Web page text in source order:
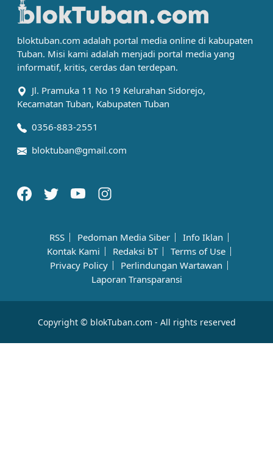
bloktuban.com adalah portal media online di kabupaten
Tuban. Misi kami adalah menjadi portal media yang
informatif, kritis, cerdas dan terdepan.
Jl. Pramuka 11 No 19 Kelurahan Sidorejo,
Kecamatan Tuban, Kabupaten Tuban
0356-883-2551
bloktuban@gmail.com
RSS Pedoman Media Siber
Info Iklan
Kontak Kami
Redaksi bT
Terms of Use
Privacy Policy
Perlindungan Wartawan
Laporan Transparansi
Copyright © blokTuban.com - All rights reserved